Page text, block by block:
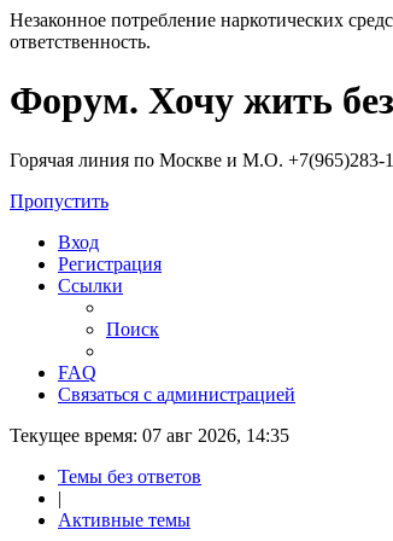
Незаконное потребление наркотических
ответственность.
Регистрация
Форум. Хочу жить
Горячая линия по Москве и М.О. +7(965)283-
Пропустить
Вход
Регистрация
Ссылки
Поиск
FAQ
Связаться с администрацией
Текущее время: 07 авг 2026, 14:35
Темы без ответов
|
Активные темы